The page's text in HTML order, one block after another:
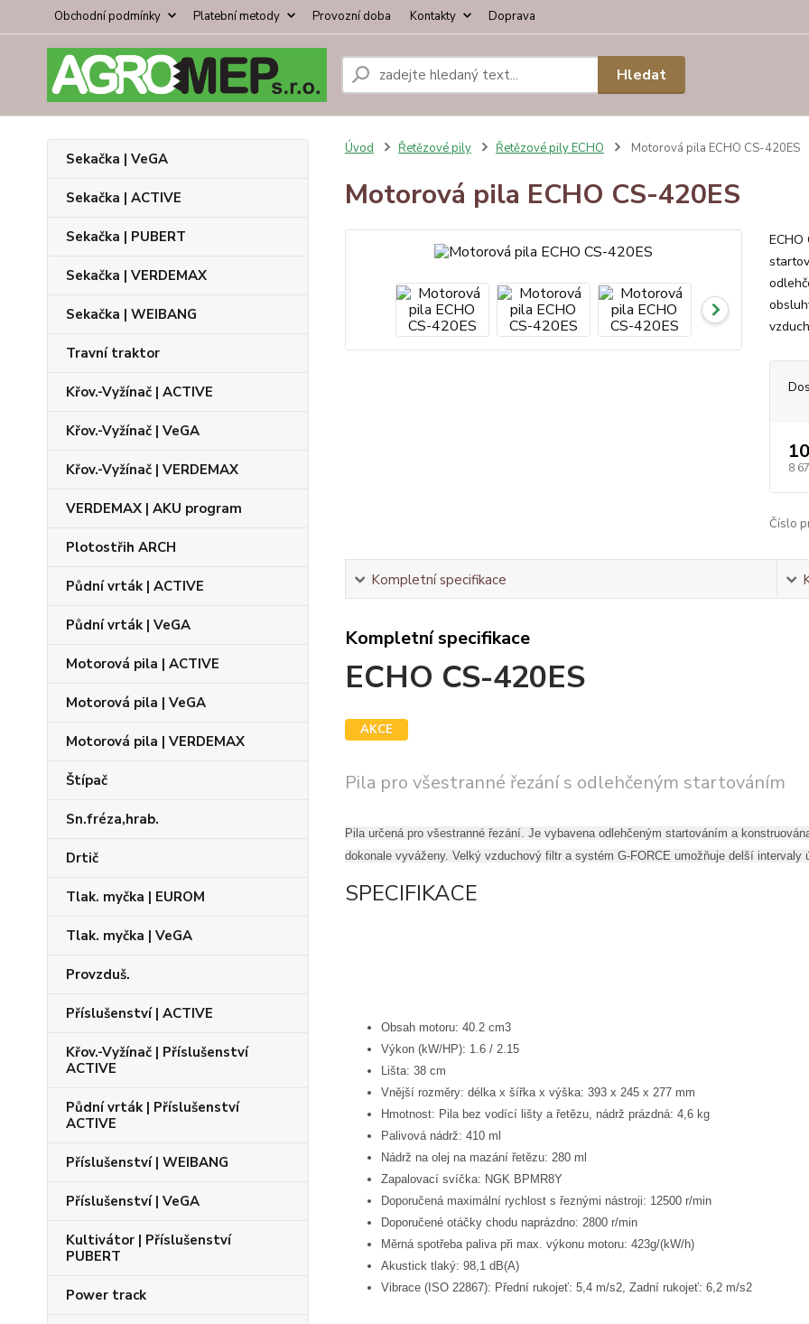
Obchodní podmínky Platební metody Provozní doba Kontakty Doprava
Hledat
Sekačka | VeGA
Sekačka | ACTIVE
Sekačka | PUBERT
Sekačka | VERDEMAX
Sekačka | WEIBANG
Travní traktor
Křov.-Vyžínač | ACTIVE
Křov.-Vyžínač | VeGA
Křov.-Vyžínač | VERDEMAX
VERDEMAX | AKU program
Plotostřih ARCH
Půdní vrták | ACTIVE
Půdní vrták | VeGA
Motorová pila | ACTIVE
Motorová pila | VeGA
Motorová pila | VERDEMAX
Štípač
Sn.fréza,hrab.
Drtič
Tlak. myčka | EUROM
Tlak. myčka | VeGA
Provzduš.
Příslušenství | ACTIVE
Křov.-Vyžínač | Příslušenství
ACTIVE
Půdní vrták | Příslušenství
ACTIVE
Příslušenství | WEIBANG
Příslušenství | VeGA
Kultivátor | Příslušenství
PUBERT
Power track
Úvod Řetězové pily Řetězové pily ECHO Motorová pila ECHO CS-420ES
Motorová pila ECHO CS-420ES
8
Číslo
Kompletní specifikace
Kompletní specifikace
ECHO CS-420ES
AKCE
Pila pro všestranné řezání s odlehčeným startováním
Pila určená pro všestranné řezání. Je vybavena odlehčeným startováním a
dokonale vyváženy. Velký vzduchový filtr a systém G-FORCE umožňuje delší
SPECIFIKACE
Obsah motoru: 40.2 cm3
Výkon (kW/HP): 1.6 / 2.15
Lišta: 38 cm
Vnější rozměry: délka x šířka x výška: 393 x 245 x 277 mm
Hmotnost: Pila bez vodící lišty a řetězu, nádrž prázdná: 4,6 kg
Palivová nádrž: 410 ml
Nádrž na olej na mazání řetězu: 280 ml
Zapalovací svíčka: NGK BPMR8Y
Doporučená maximální rychlost s řeznými nástroji: 12500 r/min
Doporučené otáčky chodu naprázdno: 2800 r/min
Měrná spotřeba paliva při max. výkonu motoru: 423g/(kW/h)
Akustick tlaký: 98,1 dB(A)
Vibrace (ISO 22867): Přední rukojeť: 5,4 m/s2, Zadní rukojeť: 6,2 m/s2